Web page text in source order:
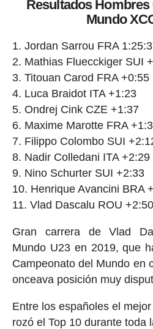
Resultados
Mundo
Jordan Sarrou FRA
Mathias Fluecckiger SUI
Titouan Carod FRA +0:55
Luca Braidot ITA +1:23
Ondrej Cink CZE +1:37
Maxime Marotte FRA
Filippo Colombo SUI
Nadir Colledani ITA +2:29
Nino Schurter SUI +2:33
Henrique Avancini BRA
Vlad Dascalu ROU +2:50
Gran carrera de Vlad
Mundo U23 en 2019, que
Campeonato del Mundo en
onceava posición muy
Entre los españoles el
rozó el Top 10 durante toda